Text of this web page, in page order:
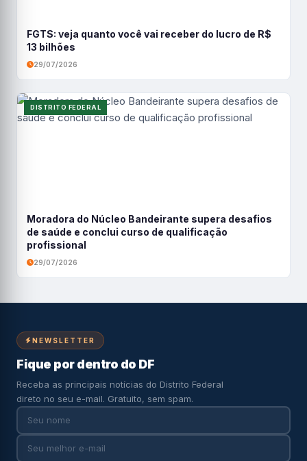
FGTS: veja quanto você vai receber do lucro de R$
13 bilhões
29/07/2026
DISTRITO FEDERAL
Moradora do Núcleo Bandeirante supera desafios
de saúde e conclui curso de qualificação
profissional
29/07/2026
NEWSLETTER
Fique por dentro do DF
Receba as principais notícias do Distrito Federal
direto no seu e-mail. Gratuito, sem spam.